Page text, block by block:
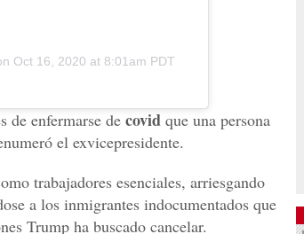
Oct 16, 2020 at 8:01am PDT
de enfermarse de covid que una persona
el exvicepresidente.
trabajadores esenciales, arriesgando
a los inmigrantes indocumentados que
Trump ha buscado cancelar.